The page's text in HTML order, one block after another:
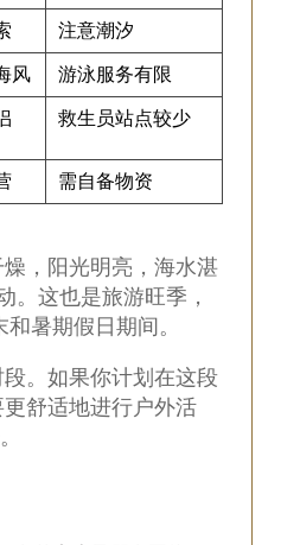
注意潮汐
风 游泳服务有限
救生员站点较少
需自备物资
，阳光明亮，海水湛
。这也是旅游旺季，
和暑期假日期间。
。如果你计划在这段
舒适地进行户外活